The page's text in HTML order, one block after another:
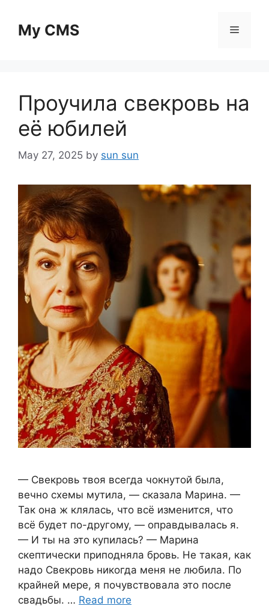
contentMy CMS Menu
Проучила свекровь на
её юбилей
May 27, 2025 by sun sun
— Свекровь твоя всегда чокнутой была,
вечно схемы мутила, — сказала Марина. —
Так она ж клялась, что всё изменится, что
всё будет по-другому, — оправдывалась я.
— И ты на это купилась? — Марина
скептически приподняла бровь. Не такая, как
надо Свекровь никогда меня не любила. По
крайней мере, я почувствовала это после
свадьбы. … Read more